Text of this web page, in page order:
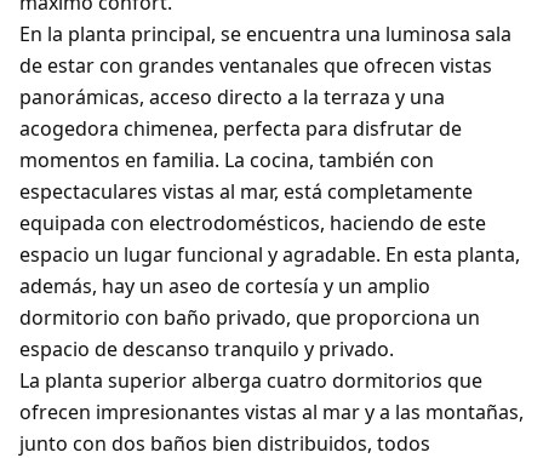
En la planta principal, se encuentra una luminosa sala
de estar con grandes ventanales que ofrecen vistas
panorámicas, acceso directo a la terraza y una
acogedora chimenea, perfecta para disfrutar de
momentos en familia. La cocina, también con
espectaculares vistas al mar, está completamente
equipada con electrodomésticos, haciendo de este
espacio un lugar funcional y agradable. En esta planta,
además, hay un aseo de cortesía y un amplio
dormitorio con baño privado, que proporciona un
espacio de descanso tranquilo y privado.
La planta superior alberga cuatro dormitorios que
ofrecen impresionantes vistas al mar y a las montañas,
junto con dos baños bien distribuidos, todos